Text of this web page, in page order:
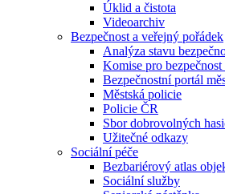
Úklid a čistota
Videoarchiv
Bezpečnost a veřejný pořádek
Analýza stavu
Komise pro
Bezpečnostní portál
Městská policie
Policie ČR
Sbor dobrovolných
Užitečné odkazy
Sociální péče
Bezbariérový atlas
Sociální služby